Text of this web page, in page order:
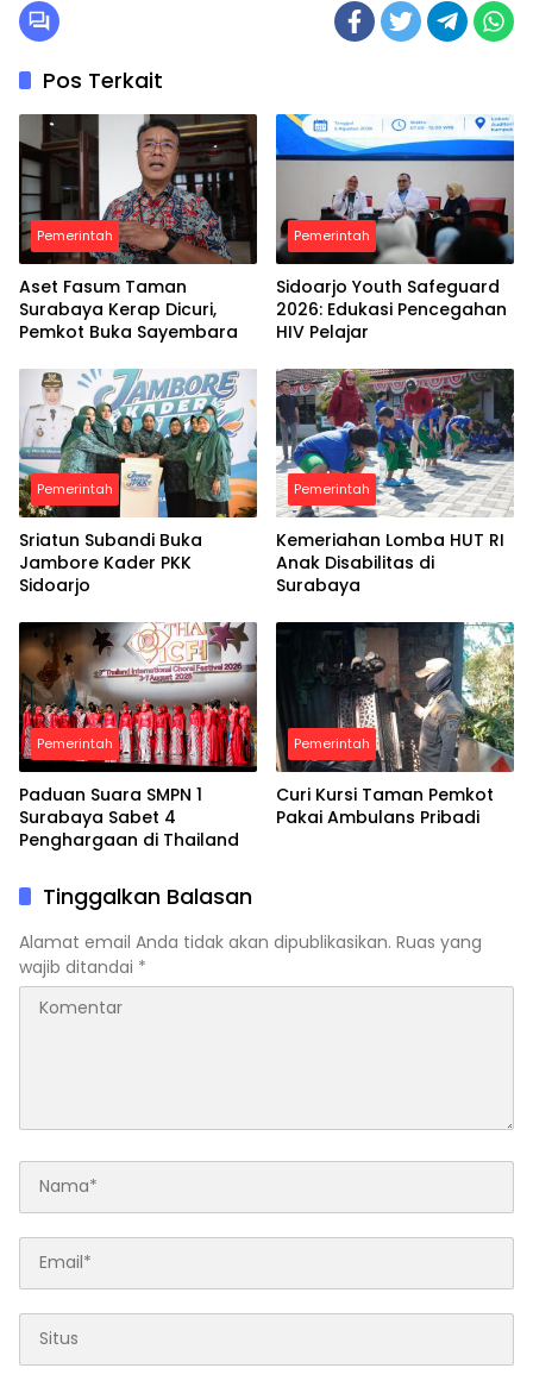
Pos Terkait
Pemerintah
Aset Fasum Taman
Surabaya Kerap Dicuri,
Pemkot Buka Sayembara
Pemerintah
Sidoarjo Youth Safeguard
2026: Edukasi Pencegahan
HIV Pelajar
Pemerintah
Sriatun Subandi Buka
Jambore Kader PKK
Sidoarjo
Pemerintah
Kemeriahan Lomba HUT RI
Anak Disabilitas di
Surabaya
Pemerintah
Paduan Suara SMPN 1
Surabaya Sabet 4
Penghargaan di Thailand
Pemerintah
Curi Kursi Taman Pemkot
Pakai Ambulans Pribadi
Tinggalkan Balasan
Alamat email Anda tidak akan dipublikasikan. Ruas yang
wajib ditandai *